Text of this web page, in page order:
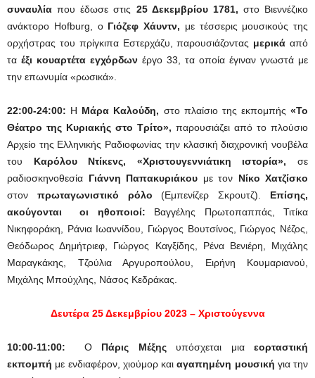
συναυλία που έδωσε στις 25 Δεκεμβρίου 1781, στο Βιεννέζικο
ανάκτορο Hofburg, ο Γιόζεφ Χάυντν, με τέσσερις μουσικούς της
ορχήστρας του πρίγκιπα Εστερχάζυ, παρουσιάζοντας μερικά από
τα έξι κουαρτέτα εγχόρδων έργο 33, τα οποία έγιναν γνωστά με
την επωνυμία «ρωσικά».
22:00-24:00: Η Μάρα Καλούδη, στο πλαίσιο της εκπομπής «Το
Θέατρο της Κυριακής στο Τρίτο», παρουσιάζει από το πλούσιο
Αρχείο της Ελληνικής Ραδιοφωνίας την κλασική διαχρονική νουβέλα
του Καρόλου Ντίκενς, «Χριστουγεννιάτικη ιστορία», σε
ραδιοσκηνοθεσία Γιάννη Παπακυριάκου με τον Νίκο Χατζίσκο
στον πρωταγωνιστικό ρόλο(Εμπενίζερ Σκρουτζ). Επίσης,
ακούγονται οι ηθοποιοί: Βαγγέλης Πρωτοπαππάς, Τιτίκα
Νικηφοράκη, Ράνια Ιωαννίδου, Γιώργος Βουτσίνος, Γιώργος Νέζος,
Θεόδωρος Δημήτριεφ, Γιώργος Καγξίδης, Ρένα Βενιέρη, Μιχάλης
Μαραγκάκης, Τζούλια Αργυροπούλου, Ειρήνη Κουμαριανού,
Μιχάλης Μπούχλης, Νάσος Κεδράκας.
Δευτέρα 25 Δεκεμβρίου 2023 – Χριστούγεννα
10:00-11:00: Ο Πάρις Μέξηςυπόσχεται μιαεορταστική
εκπομπή με ενδιαφέρον, χιούμορ καιαγαπημένη μουσική για την